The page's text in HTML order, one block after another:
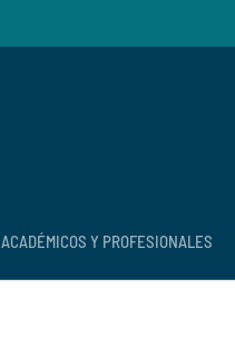
ACADÉMICOS Y PROFESIONALES